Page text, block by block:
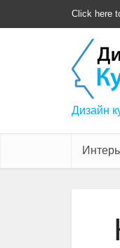
Click here
Дизайн